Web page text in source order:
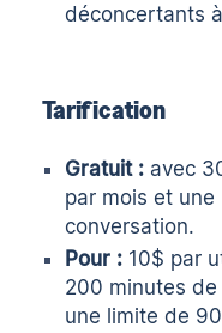
déconcertants
Tarification
Gratuit : avec
par mois et
conversation.
Pour : 10$ par
200 minutes
une limite de